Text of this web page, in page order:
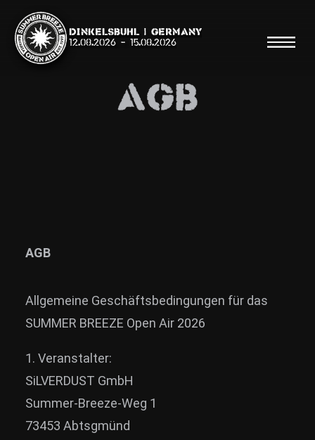
Dinkelsbühl | Germany
12.08.2026 - 15.08.2026
Line Up
Festival ABC
Info
ZUM SHOP
AGB
AGB
Allgemeine Geschäftsbedingungen für das
SUMMER BREEZE Open Air 2026
1. Veranstalter:
SiLVERDUST GmbH
Summer-Breeze-Weg 1
73453 Abtsgmünd